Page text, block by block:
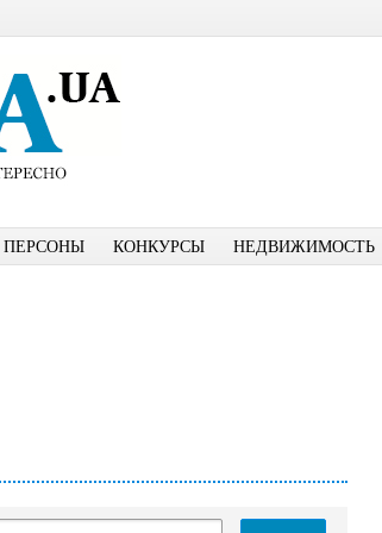
ПЕРСОНЫ КОНКУРСЫ НЕДВИЖИМОСТЬ